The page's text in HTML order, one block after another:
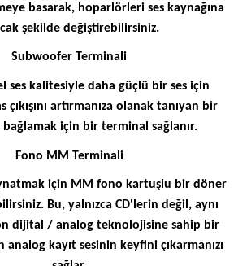
basarak, hoparlörleri ses kaynağına
şekilde değiştirebilirsiniz.
Subwoofer Terminali
ses kalitesiyle daha güçlü bir ses için
çıkışını artırmanıza olanak tanıyan bir
için bir terminal sağlanır.
Fono MM Terminali
için MM fono kartuşlu bir döner
Bu, yalnızca CD'lerin değil, aynı
dijital / analog teknolojisine sahip bir
kayıt sesinin keyfini çıkarmanızı